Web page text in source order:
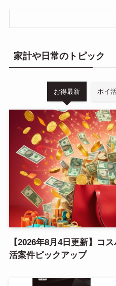
家計や日常のトピック
お得最新 ポイ
【2026年8月4日更新】コ
活案件ピックアップ